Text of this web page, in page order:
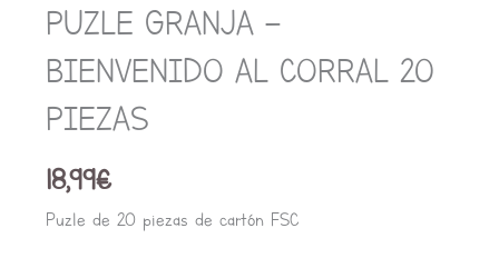
PUZLE GRANJA –
BIENVENIDO AL CORRAL 20
PIEZAS
18,99€
Puzle de 20 piezas de cartón FSC